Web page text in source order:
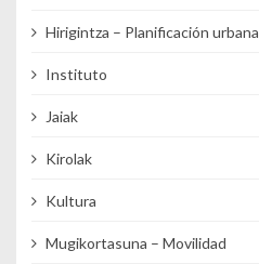
Hirigintza – Planificación urbana
Instituto
Jaiak
Kirolak
Kultura
Mugikortasuna – Movilidad